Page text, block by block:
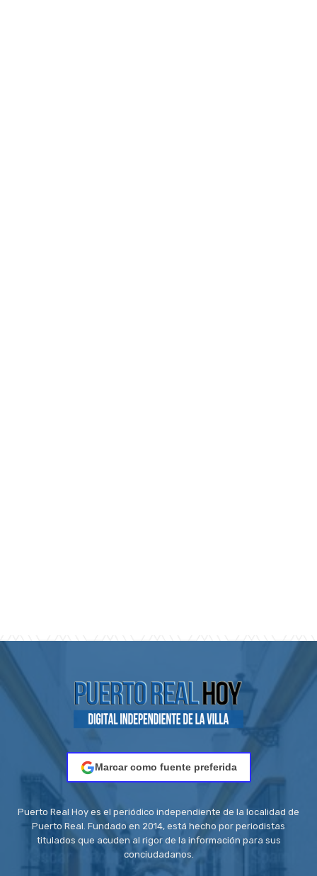
Marcar como fuente preferida
Puerto Real Hoy es el periódico independiente de la localidad de
Puerto Real. Fundado en 2014, está hecho por periodistas
titulados que acuden al rigor de la información para sus
conciudadanos.